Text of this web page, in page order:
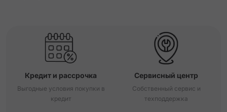
Кредит и рассрочка
Выгодные условия покупки в
кредит
Сервисный центр
Собственный сервис и
техподдержка